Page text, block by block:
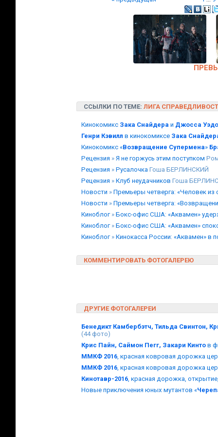
ССЫЛКИ ПО ТЕМЕ: ЛИГА
Кинокомикс Зака Снайдера и Джосса
Генри Кэвилл в кинокомиксе Зака
Кинокомикс «Возвращение Супермена»
Рецензия » Я не горжусь этим поступком
Рецензия » Русалочка Гоша БЕРЛИНСКИЙ
Рецензия » Клуб неудачников Гоша
Новости » Премьеры четверга: «Человек из
Новости » Премьеры четверга:
Киноблог» Бокс-офис США: «Аквамен»
Киноблог» Бокс-офис США: «Аквамен»
Киноблог» Кинокасса России: «Аквамен» в
КОММЕНТИРОВАТЬ ФОТОГАЛЕРЕЮ
ДРУГИЕ ФОТОГАЛЕРЕИ
Бенедикт Камбербэтч, Тильда Свинтон,
(44 фото)
Крис Пайн, Саймон Пегг, Закари Кинто в
ММКФ 2016, красная ковровая дорожка
ММКФ 2016, красная ковровая дорожка
Кинотавр-2016, красная дорожка,
Новые приключения юных мутантов «